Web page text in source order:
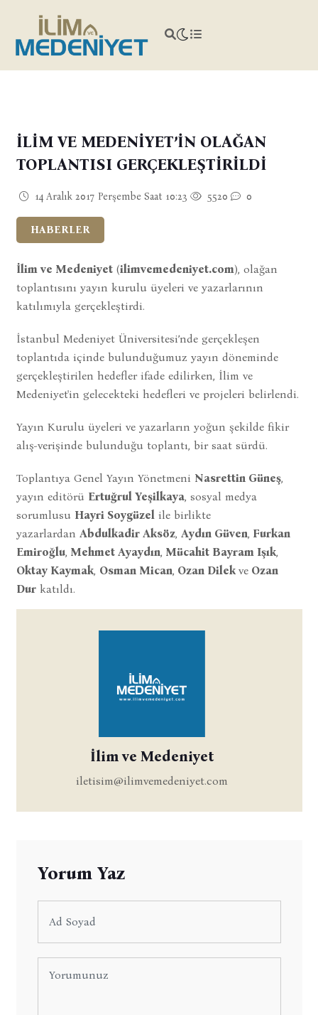
İLİM VE MEDENİYET’İN OLAĞAN
TOPLANTISI GERÇEKLEŞTİRİLDİ
14 Aralık 2017 Perşembe Saat 10:23 5520 0
HABERLER
İlim ve Medeniyet(ilimvemedeniyet.com), olağan
toplantısını yayın kurulu üyeleri ve yazarlarının
katılımıyla gerçekleştirdi.
İstanbul Medeniyet Üniversitesi’nde gerçekleşen
toplantıda içinde bulunduğumuz yayın döneminde
gerçekleştirilen hedefler ifade edilirken, İlim ve
Medeniyet'in gelecekteki hedefleri ve projeleri belirlendi.
Yayın Kurulu üyeleri ve yazarların yoğun şekilde fikir
alış-verişinde bulunduğu toplantı, bir saat sürdü.
Toplantıya Genel Yayın Yönetmeni Nasrettin Güneş,
yayın editörü Ertuğrul Yeşilkaya, sosyal medya
sorumlusu Hayri Soygüzelile birlikte
yazarlardan Abdulkadir Aksöz, Aydın Güven, Furkan
Emiroğlu, Mehmet Ayaydın, Mücahit Bayram Işık,
Oktay Kaymak, Osman Mican, Ozan Dilek veOzan
Durkatıldı.
İlim ve Medeniyet
iletisim@ilimvemedeniyet.com
Yorum Yaz